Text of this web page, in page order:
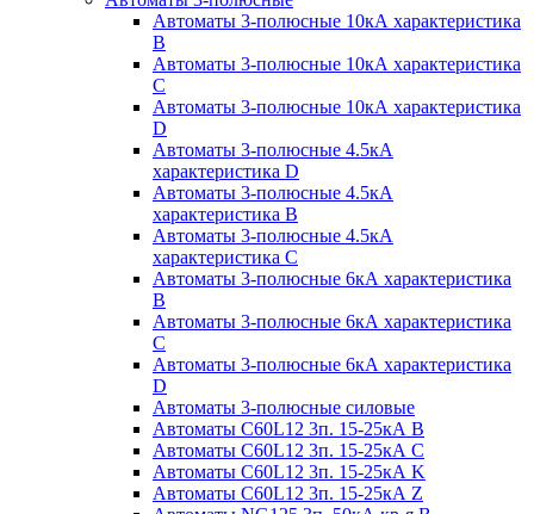
Автоматы 3-полюсные 10кА характеристика
B
Автоматы 3-полюсные 10кА характеристика
C
Автоматы 3-полюсные 10кА характеристика
D
Автоматы 3-полюсные 4.5кА
характеристика D
Автоматы 3-полюсные 4.5кА
характеристика В
Автоматы 3-полюсные 4.5кА
характеристика С
Автоматы 3-полюсные 6кА характеристика
B
Автоматы 3-полюсные 6кА характеристика
C
Автоматы 3-полюсные 6кА характеристика
D
Автоматы 3-полюсные силовые
Автоматы C60L12 3п. 15-25кА B
Автоматы C60L12 3п. 15-25кА C
Автоматы C60L12 3п. 15-25кА K
Автоматы C60L12 3п. 15-25кА Z